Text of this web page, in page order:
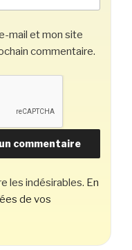
mail et mon site
commentaire.
les indésirables. En
de vos